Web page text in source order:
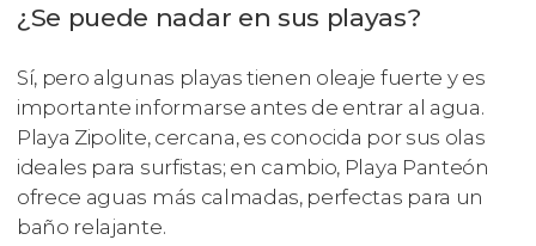
¿Se puede nadar en sus playas?
Sí, pero algunas playas tienen oleaje fuerte y es
importante informarse antes de entrar al agua.
Playa Zipolite, cercana, es conocida por sus olas
ideales para surfistas; en cambio, Playa Panteón
ofrece aguas más calmadas, perfectas para un
baño relajante.